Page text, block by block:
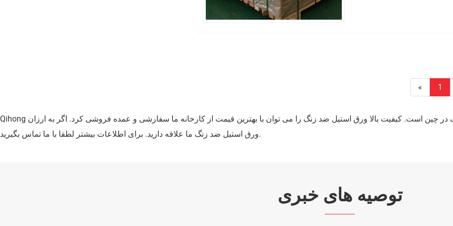
« 1
Qihong یکی از تولید کنندگان و تامین کنندگان حرفه ای ورق استیل ضد زنگ در چین است. کیفیت بالا ورق استیل ضد زنگ را می توان با بهترین قیمت از کارخانه ما سفارشی و عمده فروشی کرد. اگر به ارزان
ورق استیل ضد زنگ ما علاقه دارید. برای اطلاعات بیشتر لطفا با ما تماس بگیرید.
توصیه های خبری